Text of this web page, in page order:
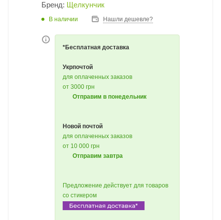
Бренд: Щелкунчик
В наличии Нашли дешевле?
*Бесплатная доставка
Укрпочтой
для оплаченных заказов
от 3000 грн
Отправим в понедельник
Новой почтой
для оплаченных заказов
от 10 000 грн
Отправим завтра
Предложение действует для товаров
со стикером